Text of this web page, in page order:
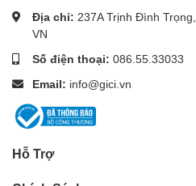
Địa chỉ: 237A Trịnh Đình
VN
Số điện thoại: 086.55.33033
Email: info@gici.vn
Hỗ Trợ